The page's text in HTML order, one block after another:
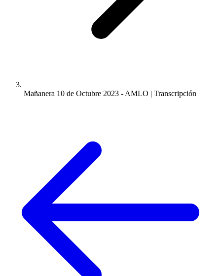
Mañanera 10 de Octubre 2023 - AMLO | Transcripción